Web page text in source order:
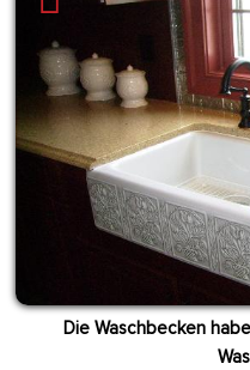
Die Waschbecken